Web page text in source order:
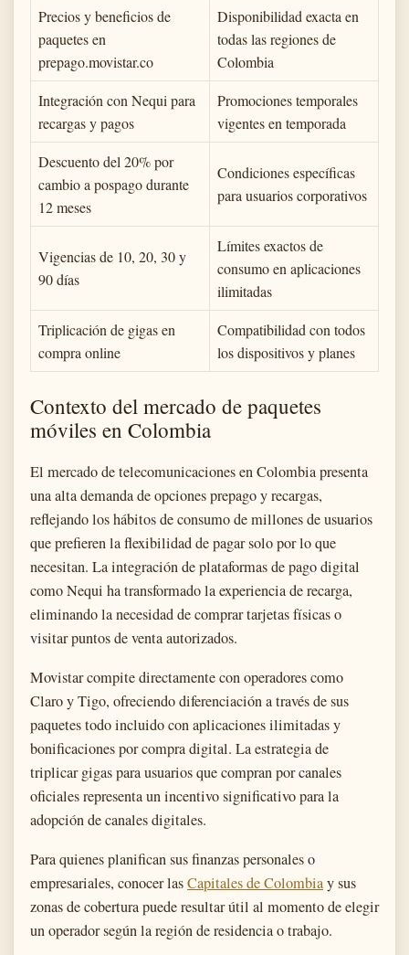
Precios y beneficios de
paquetes en
prepago.movistar.co
Disponibilidad exacta en
todas las regiones de
Colombia
Integración con Nequi para
recargas y pagos
Promociones temporales
vigentes en temporada
Descuento del 20% por
cambio a pospago durante
12 meses
Condiciones específicas
para usuarios corporativos
Vigencias de 10, 20, 30 y
90 días
Límites exactos de
consumo en aplicaciones
ilimitadas
Triplicación de gigas en
compra online
Compatibilidad con todos
los dispositivos y planes
Contexto del mercado de paquetes
móviles en Colombia
El mercado de telecomunicaciones en Colombia presenta
una alta demanda de opciones prepago y recargas,
reflejando los hábitos de consumo de millones de usuarios
que prefieren la flexibilidad de pagar solo por lo que
necesitan. La integración de plataformas de pago digital
como Nequi ha transformado la experiencia de recarga,
eliminando la necesidad de comprar tarjetas físicas o
visitar puntos de venta autorizados.
Movistar compite directamente con operadores como
Claro y Tigo, ofreciendo diferenciación a través de sus
paquetes todo incluido con aplicaciones ilimitadas y
bonificaciones por compra digital. La estrategia de
triplicar gigas para usuarios que compran por canales
oficiales representa un incentivo significativo para la
adopción de canales digitales.
Para quienes planifican sus finanzas personales o
empresariales, conocer lasCapitales de Colombiay sus
zonas de cobertura puede resultar útil al momento de elegir
un operador según la región de residencia o trabajo.